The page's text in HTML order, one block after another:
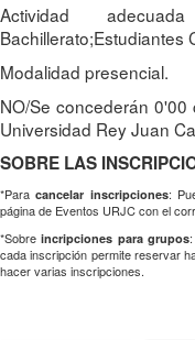
Actividad
Bachillerato;Estudiantes
Modalidad presencial.
NO/Se concederán
Universidad Rey Juan
SOBRE LAS
*Para cancelar inscripciones:
página de Eventos URJC con el
*Sobreincripciones para grupos
cada inscripción permite reservar
hacer varias inscripciones.